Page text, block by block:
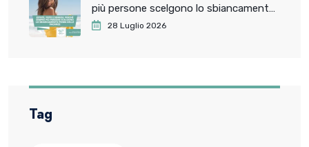
più persone scelgono lo sbiancamento
dentale prima delle vacanze
28 Luglio 2026
Tag